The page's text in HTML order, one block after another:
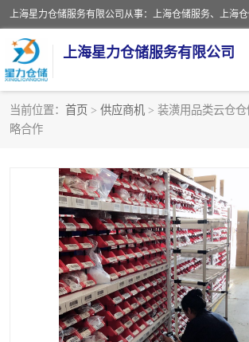
上海星力仓储服务有限公司
当前位置： 首页 > 供应商机 > 装潢用品类云仓
略合作
上海仓库对外出租
上海仓储配送 上海仓库
上海仓库代运营 上海托
上海第三方仓储 上海仓
上海电
上海托管仓库